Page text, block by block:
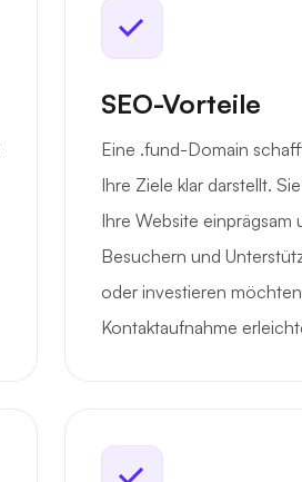
SEO-Vorteile
Eine .fund-Domain
Ihre Ziele klar darstellt.
Ihre Website
Besuchern und
oder investieren
Kontaktaufnahme